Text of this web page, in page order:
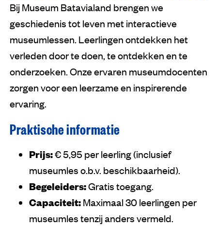
Bij Museum Batavialand brengen we
geschiedenis tot leven met interactieve
museumlessen. Leerlingen ontdekken het
verleden door te doen, te ontdekken en te
onderzoeken. Onze ervaren museumdocenten
zorgen voor een leerzame en inspirerende
ervaring.
Praktische informatie
Prijs:€ 5,95 per leerling (inclusief
museumles o.b.v. beschikbaarheid).
Begeleiders:Gratis toegang.
Capaciteit:Maximaal 30 leerlingen per
museumles tenzij anders vermeld.